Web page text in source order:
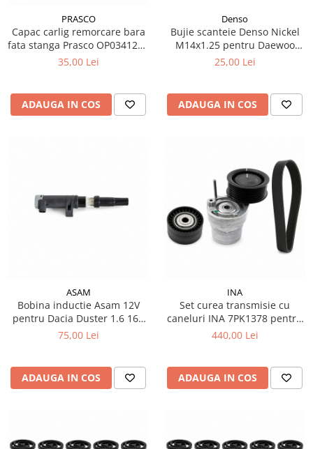
PRASCO
Capac carlig remorcare bara
fata stanga Prasco OP0341236
pentru Opel Corsa D
35,00 Lei
ADAUGA IN COS
Denso
Bujie scanteie Denso Nickel
M14x1.25 pentru Daewoo
Matiz 0.8 ref OE 96353255
25,00 Lei
ADAUGA IN COS
ASAM
Bobina inductie Asam 12V
pentru Dacia Duster 1.6 16V
cod OE 8200568671
75,00 Lei
ADAUGA IN COS
INA
Set curea transmisie cu
caneluri INA 7PK1378 pentru
Smart Fortwo Forfour 453
440,00 Lei
ADAUGA IN COS